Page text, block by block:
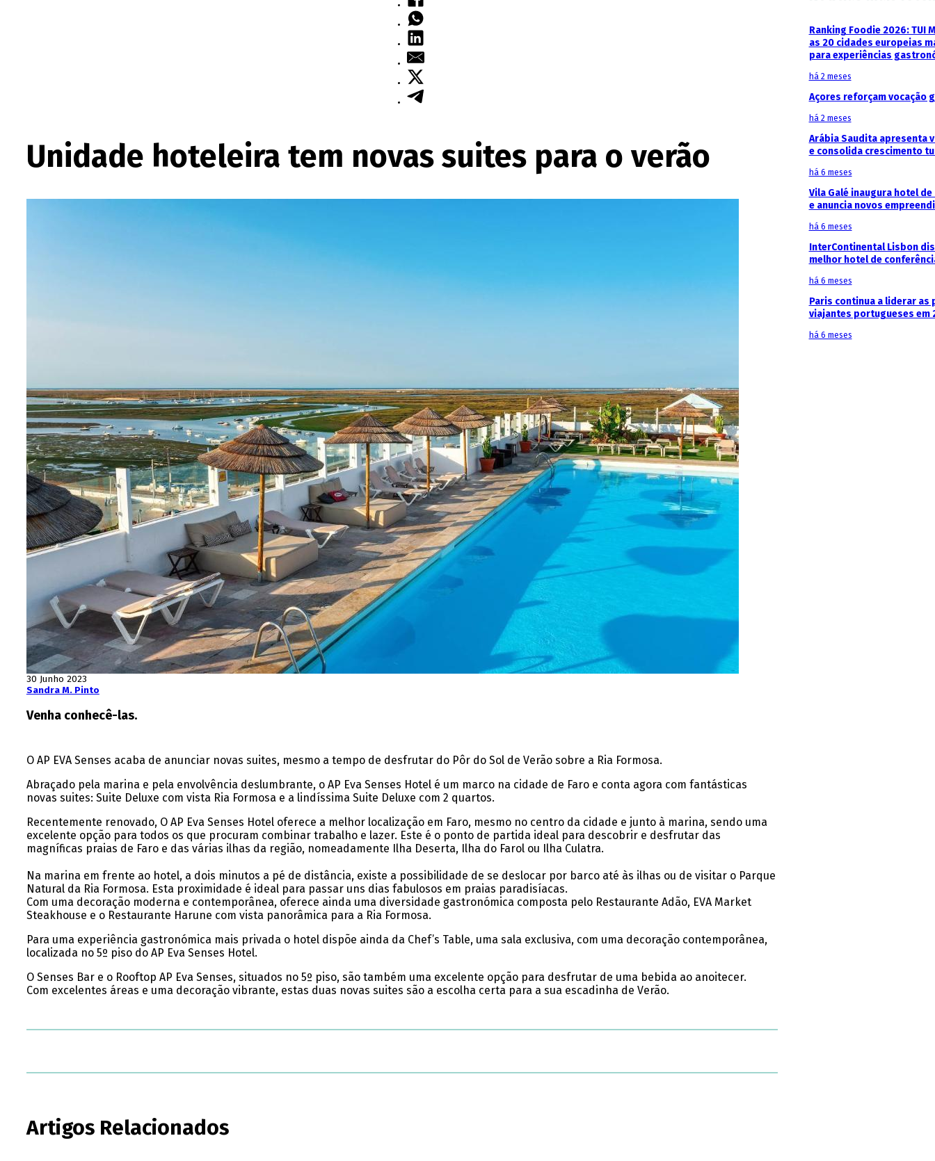
Unidade hoteleira tem novas suites para o verão
30 Junho 2023
Sandra M. Pinto
Venha conhecê-las.
O AP EVA Senses acaba de anunciar novas suites, mesmo a tempo de desfrutar do Pôr do Sol de Verão sobre a Ria Formosa.
Abraçado pela marina e pela envolvência deslumbrante, o AP Eva Senses Hotel é um marco na cidade de Faro e conta agora com fantásticas
novas suites: Suite Deluxe com vista Ria Formosa e a lindíssima Suite Deluxe com 2 quartos.
Recentemente renovado, O AP Eva Senses Hotel oferece a melhor localização em Faro, mesmo no centro da cidade e junto à marina, sendo uma
excelente opção para todos os que procuram combinar trabalho e lazer. Este é o ponto de partida ideal para descobrir e desfrutar das
magníficas praias de Faro e das várias ilhas da região, nomeadamente Ilha Deserta, Ilha do Farol ou Ilha Culatra.
Na marina em frente ao hotel, a dois minutos a pé de distância, existe a possibilidade de se deslocar por barco até às ilhas ou de visitar o Parque
Natural da Ria Formosa. Esta proximidade é ideal para passar uns dias fabulosos em praias paradisíacas.
Com uma decoração moderna e contemporânea, oferece ainda uma diversidade gastronómica composta pelo Restaurante Adão, EVA Market
Steakhouse e o Restaurante Harune com vista panorâmica para a Ria Formosa.
Para uma experiência gastronómica mais privada o hotel dispõe ainda da Chef’s Table, uma sala exclusiva, com uma decoração contemporânea,
localizada no 5º piso do AP Eva Senses Hotel.
O Senses Bar e o Rooftop AP Eva Senses, situados no 5º piso, são também uma excelente opção para desfrutar de uma bebida ao anoitecer.
Com excelentes áreas e uma decoração vibrante, estas duas novas suites são a escolha certa para a sua escadinha de Verão.
Artigos Relacionados
Ranking Foodie 2026: TUI
as 20 cidades europeias
para experiências
há 2 meses
Açores reforçam vocação
há 2 meses
Arábia Saudita apresenta
e consolida crescimento
há 6 meses
Vila Galé inaugura hotel de
e anuncia novos
há 6 meses
InterContinental Lisbon
melhor hotel de
há 6 meses
Paris continua a liderar as
viajantes portugueses em
há 6 meses